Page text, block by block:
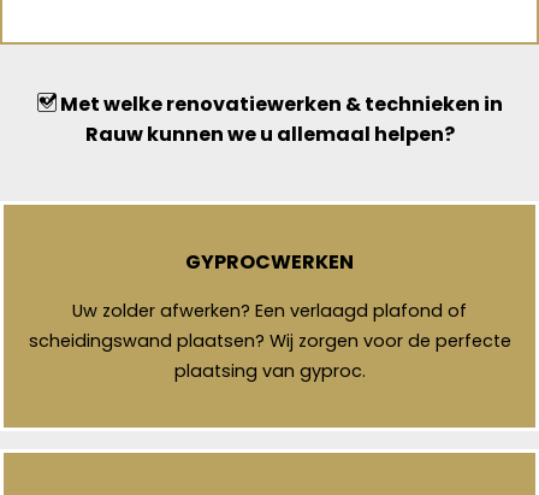
Met welke renovatiewerken & technieken in
Rauw kunnen we u allemaal helpen?
GYPROCWERKEN
Uw zolder afwerken? Een verlaagd plafond of
scheidingswand plaatsen? Wij zorgen voor de perfecte
plaatsing van gyproc.